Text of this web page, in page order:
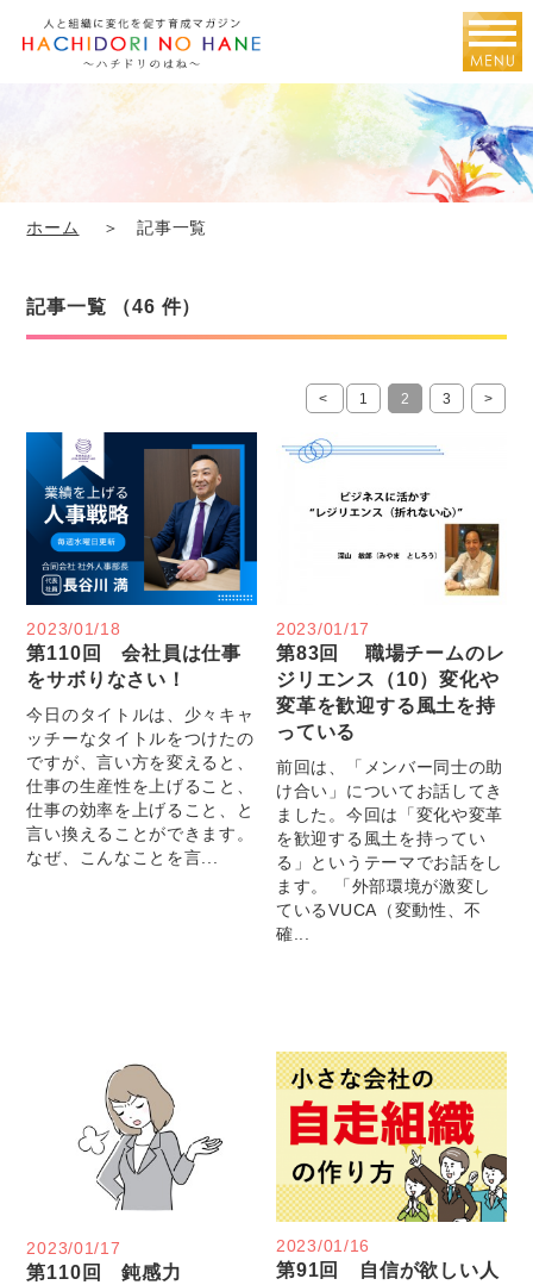
ホーム ＞ 記事一覧
記事一覧 （46 件）
< 1 2 3 >
2023/01/18
第110回 会社員は仕事
をサボりなさい！
今日のタイトルは、少々キャ
ッチーなタイトルをつけたの
ですが、言い方を変えると、
仕事の生産性を上げること、
仕事の効率を上げること、と
言い換えることができます。
なぜ、こんなことを言...
2023/01/17
第83回 職場チームのレ
ジリエンス（10）変化や
変革を歓迎する風土を持
っている
前回は、「メンバー同士の助
け合い」についてお話してき
ました。今回は「変化や変革
を歓迎する風土を持ってい
る」というテーマでお話をし
ます。 「外部環境が激変し
ているVUCA（変動性、不
確...
2023/01/17
第110回 鈍感力
2023/01/16
第91回 自信が欲しい人